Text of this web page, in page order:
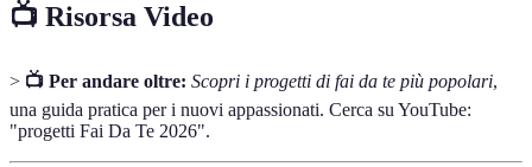
📺 Risorsa Video
> 📺 Per andare oltre: Scopri i progetti di fai da te più popolari,
una guida pratica per i nuovi appassionati. Cerca su YouTube:
"progetti Fai Da Te 2026".